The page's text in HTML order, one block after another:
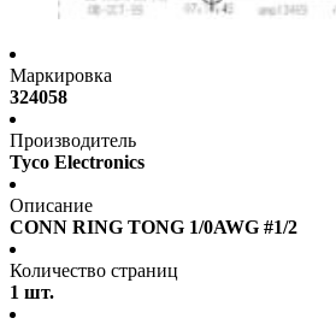
Маркировка
324058
Производитель
Tyco Electronics
Описание
CONN RING TONG 1/0AWG #1/2
Количество страниц
1 шт.